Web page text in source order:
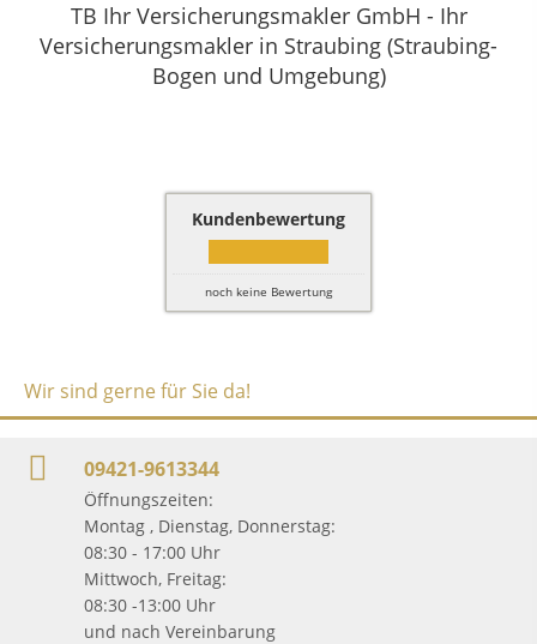
TB Ihr Versicherungsmakler GmbH - Ihr
Versicherungsmakler in Straubing (Straubing-
Bogen und Umgebung)
Kundenbewertung
noch keine Bewertung
Wir sind gerne für Sie da!
09421-9613344
Öffnungszeiten:
Montag , Dienstag, Donnerstag:
08:30 - 17:00 Uhr
Mittwoch, Freitag:
08:30 -13:00 Uhr
und nach Vereinbarung